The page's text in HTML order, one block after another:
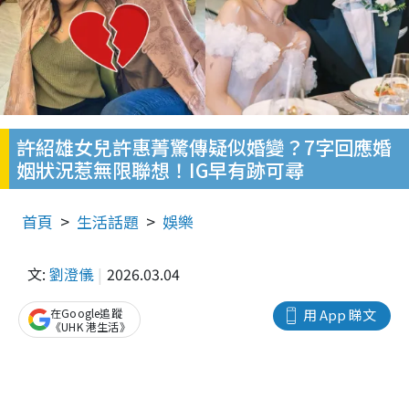
許紹雄女兒許惠菁驚傳疑似婚變？7字回應婚
姻狀況惹無限聯想！IG早有跡可尋
首頁 生活話題 娛樂
文: 劉澄儀 2026.03.04
用 App 睇文
在Google追蹤
《UHK 港生活》